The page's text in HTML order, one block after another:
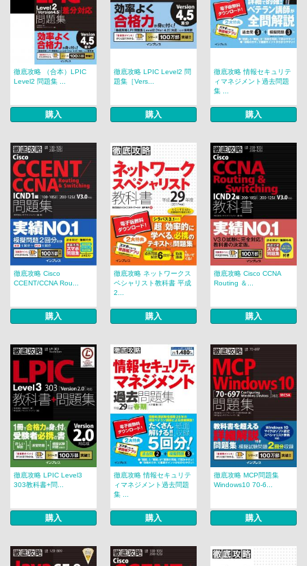
徹底攻略 （合本）LPIC
Level2 問題集 ...
購入
徹底攻略 LPIC Level2 問
題集［Vers...
購入
徹底攻略 情報セキュリテ
ィマネジメント過去問題
集 ...
購入
徹底攻略 Cisco
CCENT/CCNA Rou...
購入
徹底攻略 ネットワークス
ペシャリスト教科書 平成
2...
購入
徹底攻略 Cisco CCNA
Routing ＆...
購入
徹底攻略 LPIC Level3
303教科書+問...
購入
徹底攻略 情報セキュリテ
ィマネジメント過去問題
集 ...
購入
徹底攻略 MCP問題集
Windows10 70-6...
購入